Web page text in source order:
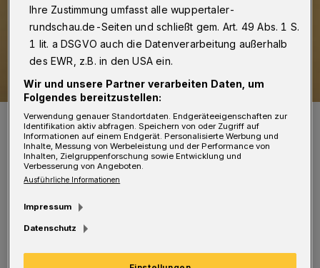
Eines der Bilder.
Foto: Eva Simon
Im Unterricht fertigten die Realschüler
Ihre Zustimmung umfasst alle wuppertaler-
rundschau.de-Seiten und schließt gem. Art. 49 Abs. 1 S.
1 lit. a DSGVO auch die Datenverarbeitung außerhalb
des EWR, z.B. in den USA ein.
Wir und unsere Partner verarbeiten Daten, um
Folgendes bereitzustellen:
Verwendung genauer Standortdaten. Endgeräteeigenschaften zur
Identifikation aktiv abfragen. Speichern von oder Zugriff auf
Informationen auf einem Endgerät. Personalisierte Werbung und
Inhalte, Messung von Werbeleistung und der Performance von
Inhalten, Zielgruppenforschung sowie Entwicklung und
Verbesserung von Angeboten.
Ausführliche Informationen
Impressum
Datenschutz